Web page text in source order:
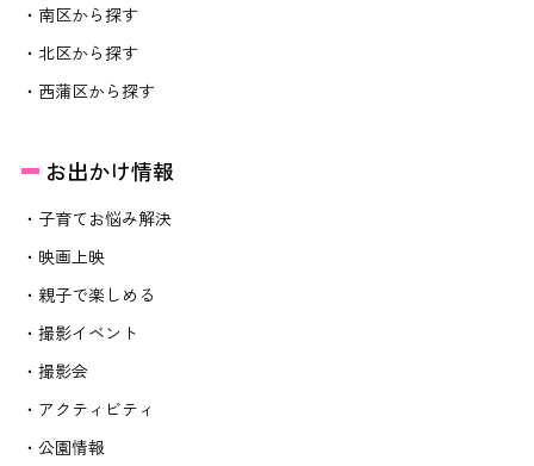
・南区から探す
・北区から探す
・西蒲区から探す
お出かけ情報
・子育てお悩み解決
・映画上映
・親子で楽しめる
・撮影イベント
・撮影会
・アクティビティ
・公園情報